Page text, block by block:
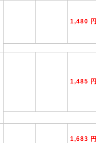
1,480 円
1,485 円
1,683 円